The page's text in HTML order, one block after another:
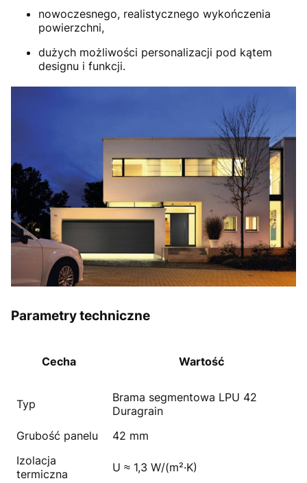
nowoczesnego, realistycznego wykończenia
powierzchni,
dużych możliwości personalizacji pod kątem
designu i funkcji.
Parametry techniczne
Cecha Wartość
Typ
Brama segmentowa LPU 42
Duragrain
Grubość panelu
42 mm
Izolacja
termiczna
U ≈ 1,3 W/(m²·K)